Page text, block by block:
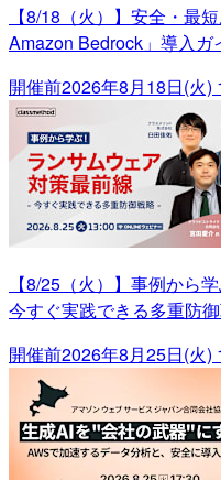
【8/18（火）】安全・最
Amazon Bedrock」導入ガ
開催前2026年8月18日(火)
【8/25（火）】事例から
今すぐ実践できる多重防
開催前2026年8月25日(火)